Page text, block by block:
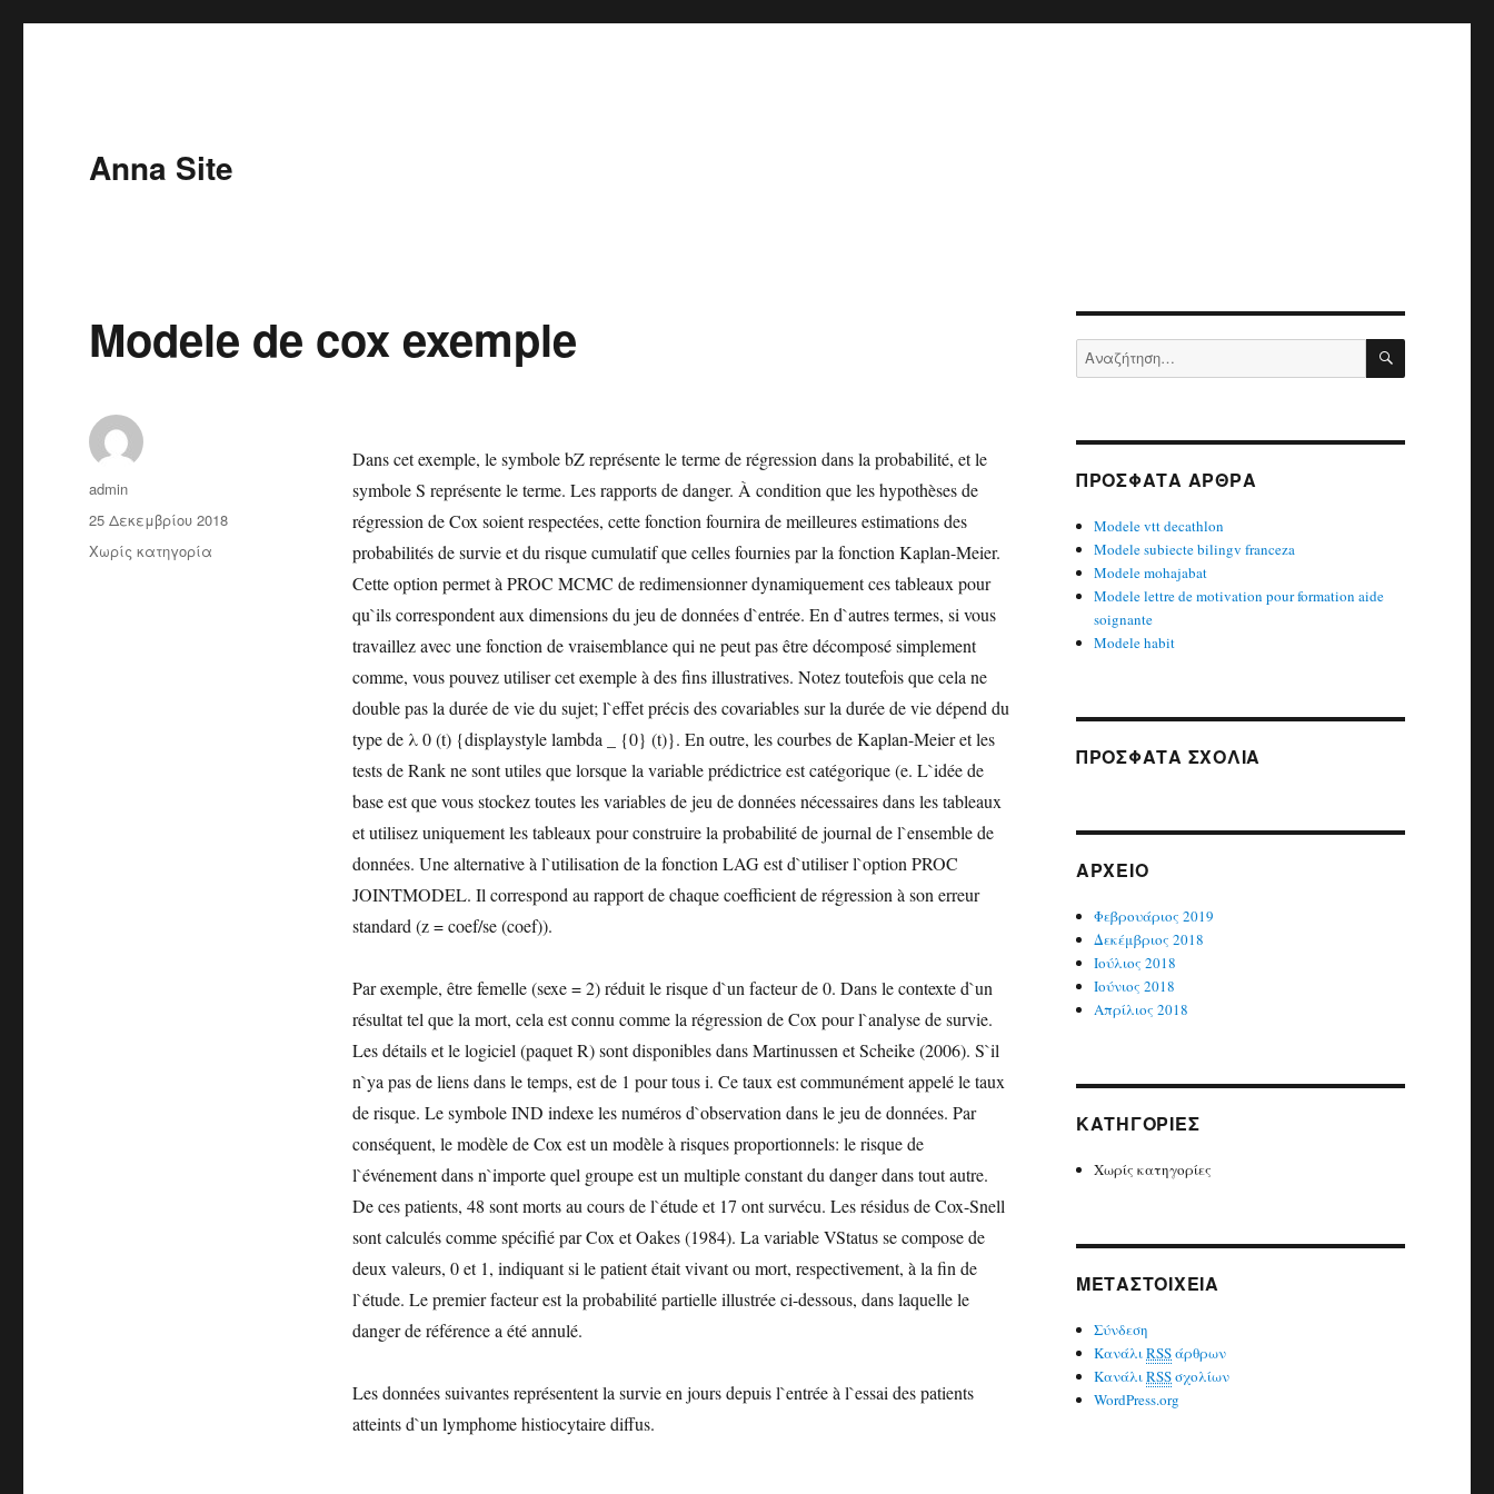
Anna Site
Modele de cox exemple
Dans cet exemple, le symbole bZ représente le terme de régression dans la probabilité, et le
symbole S représente le terme. Les rapports de danger. À condition que les hypothèses de
régression de Cox soient respectées, cette fonction fournira de meilleures estimations des
probabilités de survie et du risque cumulatif que celles fournies par la fonction Kaplan-Meier.
Cette option permet à PROC MCMC de redimensionner dynamiquement ces tableaux pour
qu`ils correspondent aux dimensions du jeu de données d`entrée. En d`autres termes, si vous
travaillez avec une fonction de vraisemblance qui ne peut pas être décomposé simplement
comme, vous pouvez utiliser cet exemple à des fins illustratives. Notez toutefois que cela ne
double pas la durée de vie du sujet; l`effet précis des covariables sur la durée de vie dépend du
type de λ 0 (t) {displaystyle lambda _ {0} (t)}. En outre, les courbes de Kaplan-Meier et les
tests de Rank ne sont utiles que lorsque la variable prédictrice est catégorique (e. L`idée de
base est que vous stockez toutes les variables de jeu de données nécessaires dans les tableaux
et utilisez uniquement les tableaux pour construire la probabilité de journal de l`ensemble de
données. Une alternative à l`utilisation de la fonction LAG est d`utiliser l`option PROC
JOINTMODEL. Il correspond au rapport de chaque coefficient de régression à son erreur
standard (z = coef/se (coef)).
Par exemple, être femelle (sexe = 2) réduit le risque d`un facteur de 0. Dans le contexte d`un
résultat tel que la mort, cela est connu comme la régression de Cox pour l`analyse de survie.
Les détails et le logiciel (paquet R) sont disponibles dans Martinussen et Scheike (2006). S`il
n`ya pas de liens dans le temps, est de 1 pour tous i. Ce taux est communément appelé le taux
de risque. Le symbole IND indexe les numéros d`observation dans le jeu de données. Par
conséquent, le modèle de Cox est un modèle à risques proportionnels: le risque de
l`événement dans n`importe quel groupe est un multiple constant du danger dans tout autre.
De ces patients, 48 sont morts au cours de l`étude et 17 ont survécu. Les résidus de Cox-Snell
sont calculés comme spécifié par Cox et Oakes (1984). La variable VStatus se compose de
deux valeurs, 0 et 1, indiquant si le patient était vivant ou mort, respectivement, à la fin de
l`étude. Le premier facteur est la probabilité partielle illustrée ci-dessous, dans laquelle le
danger de référence a été annulé.
Les données suivantes représentent la survie en jours depuis l`entrée à l`essai des patients
atteints d`un lymphome histiocytaire diffus.
Συντάκτης
admin
Δημοσιεύτηκε
την
25 Δεκεμβρίου 2018
Κατηγορίες
Χωρίς κατηγορία
Αναζήτηση
για:
ΠΡΌΣΦΑΤΑ ΆΡΘΡΑ
Modele vtt decathlon
Modele subiecte bilingv franceza
Modele mohajabat
Modele lettre de motivation pour formation aide
soignante
Modele habit
ΠΡΌΣΦΑΤΑ ΣΧΌΛΙΑ
ΑΡΧΕΊΟ
Φεβρουάριος 2019
Δεκέμβριος 2018
Ιούλιος 2018
Ιούνιος 2018
Απρίλιος 2018
KΑΤΗΓΟΡΊΕΣ
Χωρίς κατηγορίες
ΜΕΤΑΣΤΟΙΧΕΊΑ
Σύνδεση
ΚανάλιRSSάρθρων
ΚανάλιRSSσχολίων
WordPress.org